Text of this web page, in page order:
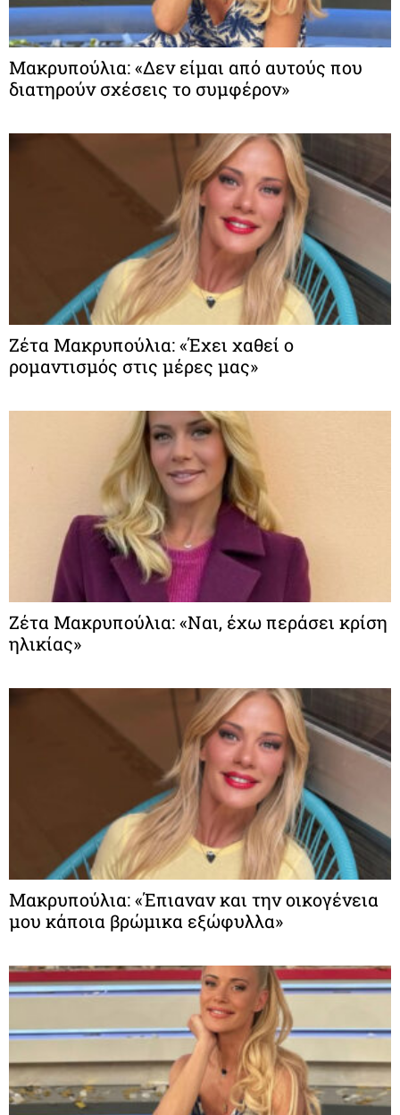
Μακρυπούλια: «Δεν είμαι από αυτούς που
διατηρούν σχέσεις το συμφέρον»
Ζέτα Μακρυπούλια: «Έχει χαθεί ο
ρομαντισμός στις μέρες μας»
Ζέτα Μακρυπούλια: «Ναι, έχω περάσει κρίση
ηλικίας»
Μακρυπούλια: «Έπιαναν και την οικογένεια
μου κάποια βρώμικα εξώφυλλα»